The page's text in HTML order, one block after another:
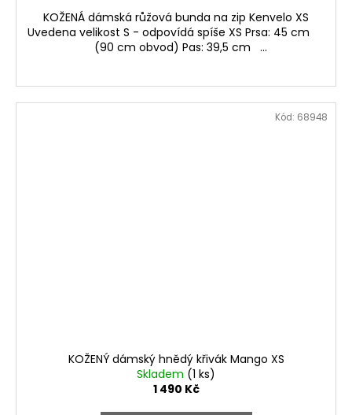
KOŽENÁ dámská růžová bunda na zip Kenvelo XS
Uvedena velikost S - odpovídá spíše XS Prsa: 45 cm
(90 cm obvod) Pas: 39,5 cm ...
KOŽENÝ dámský hnědý křivák Mango XS
Skladem (1 ks)
1 490 Kč
Kód: 68948